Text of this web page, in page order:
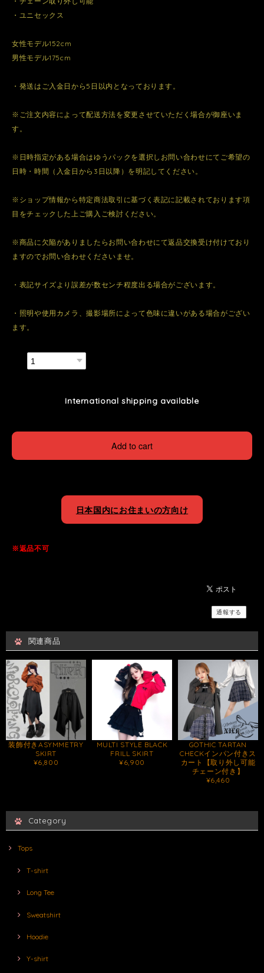
・ユニセックス
女性モデル152cm
男性モデル175cm
・発送はご入金日から5日以内となっております。
※ご注文内容によって配送方法を変更させていただく場合が御座いま
す。
※日時指定がある場合はゆうパックを選択しお問い合わせにてご希望の
日時・時間（入金日から3日以降）を明記してください。
※ショップ情報から特定商法取引に基づく表記に記載されております項
目をチェックした上ご購入ご検討ください。
※商品に欠陥がありましたらお問い合わせにて返品交換受け付けており
ますのでお問い合わせくださいませ。
・表記サイズより誤差が数センチ程度出る場合がございます。
・照明や使用カメラ、撮影場所によって色味に違いがある場合がござい
ます。
International shipping available
Add to cart
日本国内にお住まいの方向け
※返品不可
通報する
関連商品
装飾付きASYMMETRY
SKIRT
¥6,800
MULTI STYLE BLACK
FRILL SKIRT
¥6,900
GOTHIC TARTAN
CHECKインパン付きス
カート【取り外し可能
チェーン付き】
¥6,460
Category
Tops
T-shirt
Long Tee
Sweatshirt
Hoodie
Y-shirt